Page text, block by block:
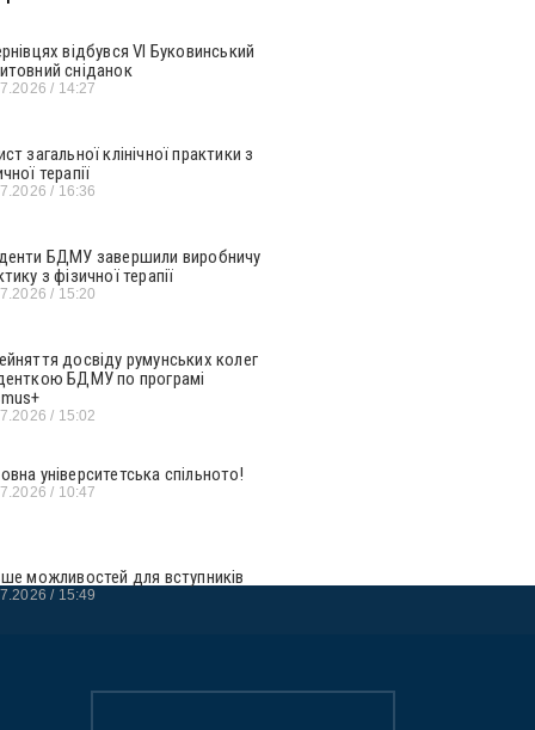
відбувся VI Буковинський
сніданок
14:27
загальної клінічної практики з
терапії
16:36
БДМУ завершили виробничу
з фізичної терапії
15:20
досвіду румунських колег
БДМУ по програмі
15:02
університетська спільното!
10:47
можливостей для вступників
15:49